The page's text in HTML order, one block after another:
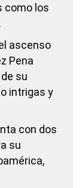
como los
ascenso
Pena
su
intrigas y
con dos
su